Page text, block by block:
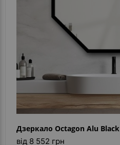
Дзеркало Octagon Alu Black
від 8 552 грн